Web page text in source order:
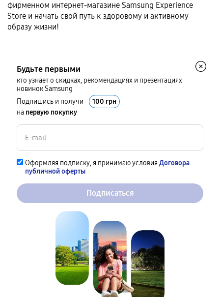
фирменном интернет-магазине Samsung Experience
Store и начать свой путь к здоровому и активному
образу жизни!
Будьте первыми
кто узнает о скидках, рекомендациях и презентациях
новинок Samsung
Подпишись и получи
100 грн
на первую покупку
Оформляя подписку, я принимаю условия Договора
публичной оферты
Подписаться